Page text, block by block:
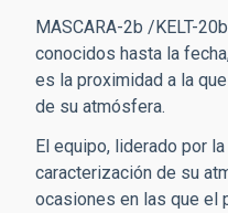
MASCARA-2b /KELT-
conocidos hasta la
es la proximidad a la
de su atmósfera.
El equipo, liderado por
caracterización de su
ocasiones en las que el